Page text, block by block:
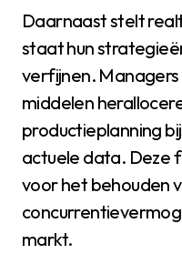
Daarnaast stelt
staat hun
verfijnen. Managers
middelen
productieplanning
actuele data. Deze
voor het behouden
markt.